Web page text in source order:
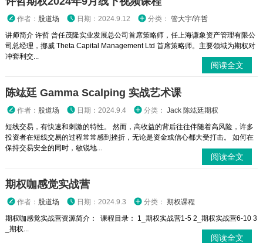
作者： 股道场 日期：2024.9.12 分类： 管大宇/许哲
讲师简介 许哲 曾任茂隆实业发展总公司首席策略师，任上海谦象资产管理有限公
司总经理，挪威 Theta Capital Management Ltd 首席策略师。主要领域为期权对
冲套利交...
阅读全文
陈竑廷 Gamma Scalping 实战艺术课
作者： 股道场 日期：2024.9.4 分类： Jack 陈竑廷期权
短线交易，有快速和刺激的特性。 然而，高收益的背后往往伴随着高风险，许多
投资者在短线交易的过程常常感到挫折，无论是资金或信心都大受打击。 如何在
保持交易安全的同时，敏锐地...
阅读全文
期权咖感觉实战营
作者： 股道场 日期：2024.9.3 分类： 期权课程
期权咖感觉实战营资源简介： 课程目录： 1_期权实战营1-5 2_期权实战营6-10 3
_期权...
阅读全文